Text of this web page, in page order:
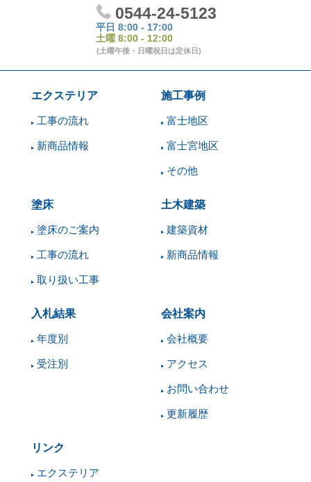
エクステリア
工事の流れ
新商品情報
施工事例
富士地区
富士宮地区
その他
塗床
塗床のご案内
工事の流れ
取り扱い工事
土木建築
建築資材
新商品情報
入札結果
年度別
受注別
会社案内
会社概要
アクセス
お問い合わせ
更新履歴
リンク
エクステリア